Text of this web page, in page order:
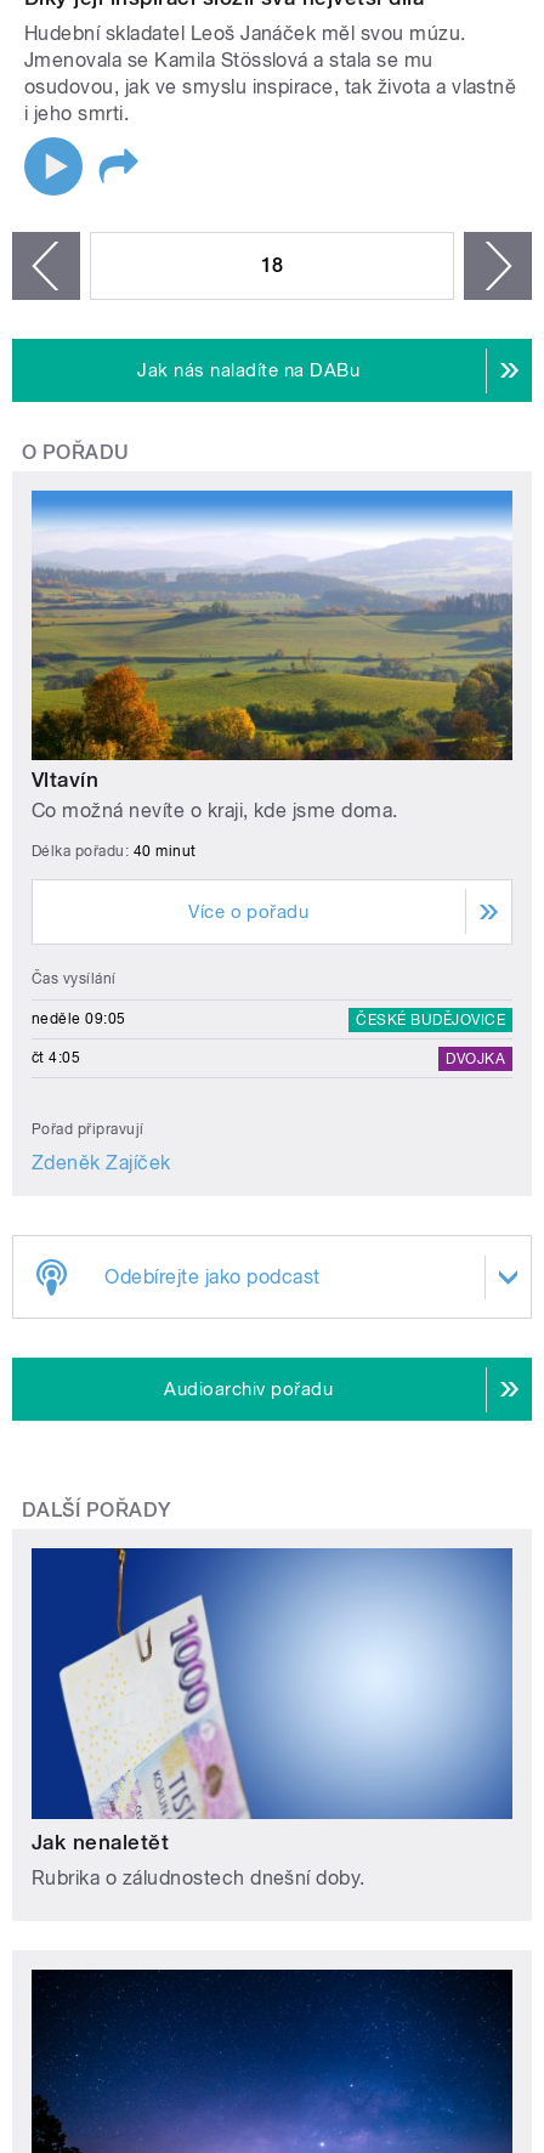
Hudební skladatel Leoš Janáček měl svou múzu.
Jmenovala se Kamila Stösslová a stala se mu
osudovou, jak ve smyslu inspirace, tak života a vlastně
i jeho smrti.
18
Jak nás naladíte na DABu
O POŘADU
Vltavín
Co možná nevíte o kraji, kde jsme doma.
Délka pořadu: 40 minut
Více o pořadu
Čas vysílání
neděle 09:05 ČESKÉ BUDĚJOVICE
čt 4:05 DVOJKA
Pořad připravují
Zdeněk Zajíček
Odebírejte jako podcast
Audioarchiv pořadu
DALŠÍ POŘADY
Jak nenaletět
Rubrika o záludnostech dnešní doby.